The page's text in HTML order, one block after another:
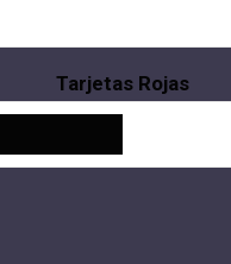
Tarjetas Rojas